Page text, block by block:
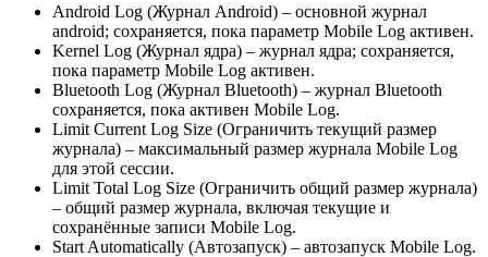
Android Log (Журнал Android) – основной журнал
android; сохраняется, пока параметр Mobile Log активен.
Kernel Log (Журнал ядра) – журнал ядра; сохраняется,
пока параметр Mobile Log активен.
Bluetooth Log (Журнал Bluetooth) – журнал Bluetooth
сохраняется, пока активен Mobile Log.
Limit Current Log Size (Ограничить текущий размер
журнала) – максимальный размер журнала Mobile Log
для этой сессии.
Limit Total Log Size (Ограничить общий размер журнала)
– общий размер журнала, включая текущие и
сохранённые записи Mobile Log.
Start Automatically (Автозапуск) – автозапуск Mobile Log.